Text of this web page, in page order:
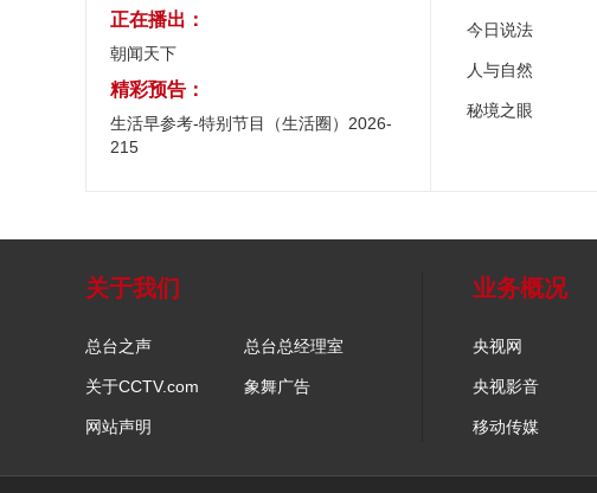
正在播出：
朝闻天下
精彩预告：
生活早参考-特别节目（生活圈）2026-
215
今日说法
人与自然
秘境之眼
关于我们
总台之声 总台总经理室
关于CCTV.com 象舞广告
网站声明
业务概况
央视网
央视影音
移动传媒